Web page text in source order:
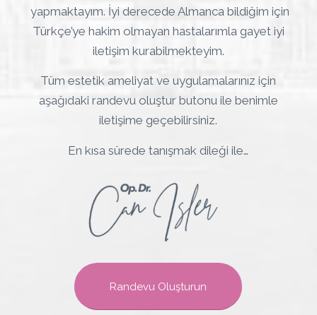
yapmaktayım. İyi derecede Almanca bildiğim için
Türkçe’ye hakim olmayan hastalarımla gayet iyi
iletişim kurabilmekteyim.
Tüm estetik ameliyat ve uygulamalarınız için
aşağıdaki randevu oluştur butonu ile benimle
iletişime geçebilirsiniz.
En kısa sürede tanışmak dileği ile…
Randevu Oluşturun